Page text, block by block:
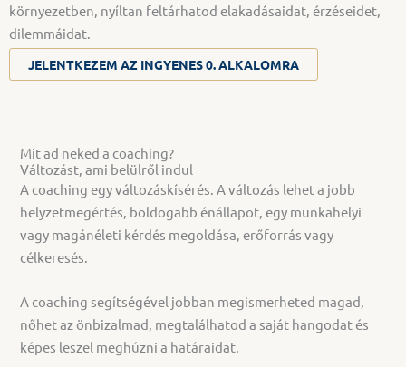
környezetben, nyíltan feltárhatod elakadásaidat, érzéseidet,
dilemmáidat.
JELENTKEZEM AZ INGYENES 0. ALKALOMRA
Mit ad neked a coaching?
Változást, ami belülről indul
A coaching egy változáskísérés. A változás lehet a jobb
helyzetmegértés, boldogabb énállapot, egy munkahelyi
vagy magánéleti kérdés megoldása, erőforrás vagy
célkeresés.
A coaching segítségével jobban megismerheted magad,
nőhet az önbizalmad, megtalálhatod a saját hangodat és
képes leszel meghúzni a határaidat.